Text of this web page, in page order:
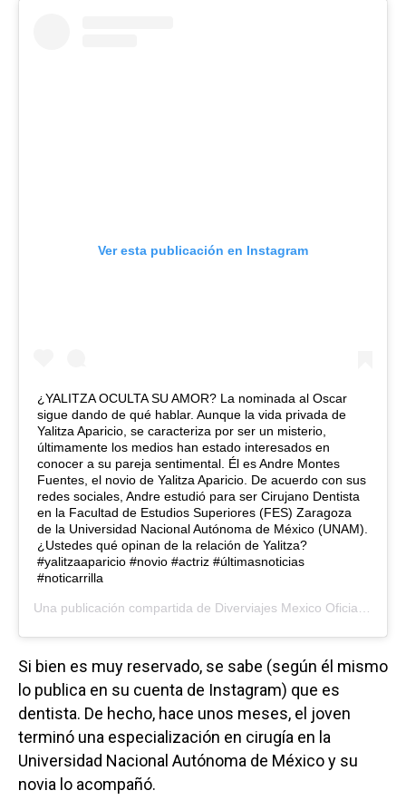
Ver esta publicación en Instagram
¿YALITZA OCULTA SU AMOR? La nominada al Oscar
sigue dando de qué hablar. Aunque la vida privada de
Yalitza Aparicio, se caracteriza por ser un misterio,
últimamente los medios han estado interesados en
conocer a su pareja sentimental. Él es Andre Montes
Fuentes, el novio de Yalitza Aparicio. De acuerdo con sus
redes sociales, Andre estudió para ser Cirujano Dentista
en la Facultad de Estudios Superiores (FES) Zaragoza
de la Universidad Nacional Autónoma de México (UNAM).
¿Ustedes qué opinan de la relación de Yalitza?
#yalitzaaparicio #novio #actriz #últimasnoticias
#noticarrilla
Una publicación compartida de Diverviajes Mexico Oficial
Si bien es muy reservado, se sabe (según él mismo
lo publica en su cuenta de Instagram) que es
dentista. De hecho, hace unos meses, el joven
terminó una especialización en cirugía en la
Universidad Nacional Autónoma de México y su
novia lo acompañó.